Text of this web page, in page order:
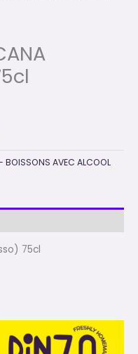
BOISSONS AVEC ALCOOL
75cl